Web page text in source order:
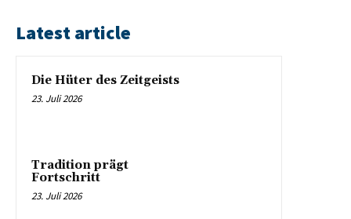
Latest article
Die Hüter des Zeitgeists
23. Juli 2026
Tradition prägt
Fortschritt
23. Juli 2026